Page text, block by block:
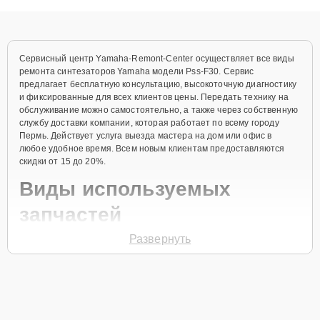
Сервисный центр Yamaha-Remont-Center осуществляет все виды
ремонта синтезаторов Yamaha модели Pss-F30. Сервис
предлагает бесплатную консультацию, высокоточную диагностику
и фиксированные для всех клиентов цены. Передать технику на
обслуживание можно самостоятельно, а также через собственную
службу доставки компании, которая работает по всему городу
Пермь. Действует услуга выезда мастера на дом или офис в
любое удобное время. Всем новым клиентам предоставляются
скидки от 15 до 20%.
Виды используемых
запчастей
Для ремонта синтезатора модели Pss-F30 предлагаются как
Развернуть